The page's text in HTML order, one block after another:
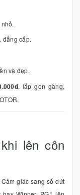
đẳng cấp.
và đẹp.
, lắp gọn gàng,
lên côn
giác sang số dứt